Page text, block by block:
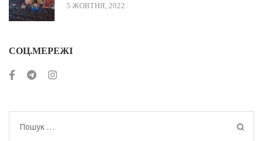
5 ЖОВТНЯ, 2022
СОЦ.МЕРЕЖІ
Пошук: